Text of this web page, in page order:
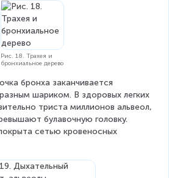
Рис. 18. Трахея и
бронхиальное дерево
бронха заканчивается
шариком. В здоровых легких
триста миллионов альвеол,
булавочную головку.
сетью кровеносных